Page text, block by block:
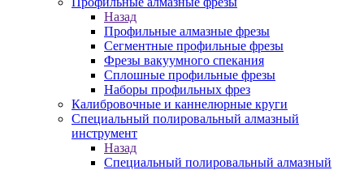
Назад
Профильные алмазные фрезы
Сегментные профильные фрезы
Фрезы вакуумного спекания
Сплошные профильные фрезы
Наборы профильных фрез
Калибровочные и каннелюрные круги
Специальный полировальный алмазный
инструмент
Назад
Специальный полировальный алмазный